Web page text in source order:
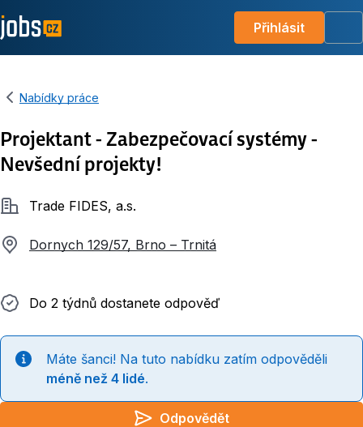
Přihlásit
Nabídky práce
Projektant - Zabezpečovací systémy -
Nevšední projekty!
SpolečnostTrade FIDES, a.s.
Dornych 129/57, Brno – Trnitá
Do 2 týdnů dostanete odpověď
Do 2 týdnů dostanete odpověď
Máte šanci! Na tuto nabídku zatím odpověděli
méně než 4 lidé.
Odpovědět